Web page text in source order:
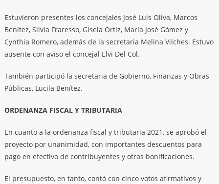
Estuvieron presentes los concejales José Luis Oliva, Marcos
Benítez, Silvia Fraresso, Gisela Ortiz, María José Gómez y
Cynthia Romero, además de la secretaria Melina Vilches. Estuvo
ausente con aviso el concejal Elvi Del Col.
También participó la secretaria de Gobierno, Finanzas y Obras
Públicas, Lucila Benítez.
ORDENANZA FISCAL Y TRIBUTARIA
En cuanto a la ordenanza fiscal y tributaria 2021, se aprobó el
proyecto por unanimidad, con importantes descuentos para
pago en efectivo de contribuyentes y otras bonificaciones.
El presupuesto, en tanto, contó con cinco votos afirmativos y